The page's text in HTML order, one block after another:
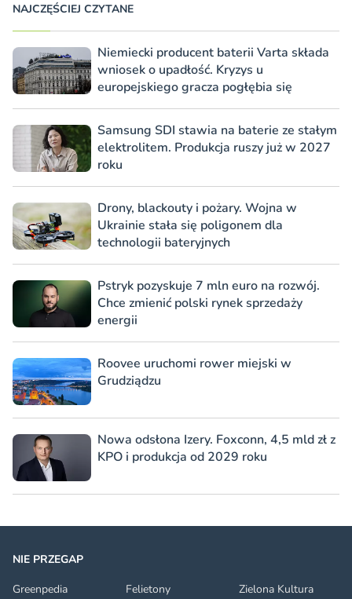
NAJCZĘŚCIEJ CZYTANE
Niemiecki producent baterii Varta składa
wniosek o upadłość. Kryzys u
europejskiego gracza pogłębia się
Samsung SDI stawia na baterie ze stałym
elektrolitem. Produkcja ruszy już w 2027
roku
Drony, blackouty i pożary. Wojna w
Ukrainie stała się poligonem dla
technologii bateryjnych
Pstryk pozyskuje 7 mln euro na rozwój.
Chce zmienić polski rynek sprzedaży
energii
Roovee uruchomi rower miejski w
Grudziądzu
Nowa odsłona Izery. Foxconn, 4,5 mld zł z
KPO i produkcja od 2029 roku
NIE PRZEGAP
Greenpedia
Felietony Zielona Kultura